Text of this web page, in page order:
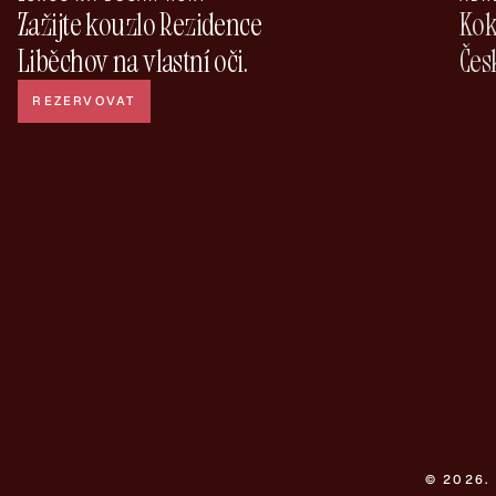
Zažijte kouzlo Rezidence
Liběchov na vlastní oči.
REZERVOVAT
© 2026.